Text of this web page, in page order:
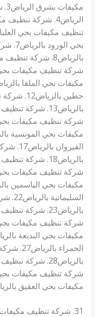
بحي
حطين
الحمراء
مكيفات بحي العقيق
31. شركة تنظيف مكيفات بحي النسيج بالرياض